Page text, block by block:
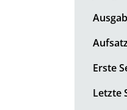
Erste
Letzte